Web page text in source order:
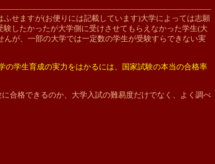
ふせますが(お便りには記載しています)大学によっては志願
したかったが大学側に受けさせてもらえなかった学生(大
が、一部の大学では一定数の学生が受験すらできない実
の学生育成の実力をはかるには、国家試験の本当の合格率
合格できるのか、大学入試の難易度だけでなく、よく調べ